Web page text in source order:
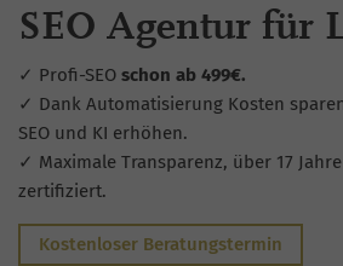
SEO Agentur für
✓ Profi-SEO schon ab 499€.
✓ Dank Automatisierung Kosten
SEO und KI erhöhen.
✓ Maximale Transparenz, über 17
zertifiziert.
Kostenloser Beratungstermin